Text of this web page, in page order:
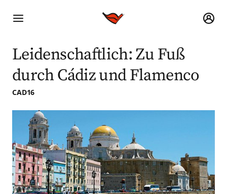
Leidenschaftlich: Zu Fuß
durch Cádiz und Flamenco
CAD16